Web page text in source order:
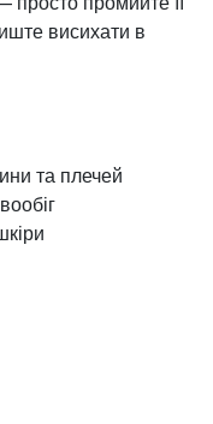
висихати в
та плечей